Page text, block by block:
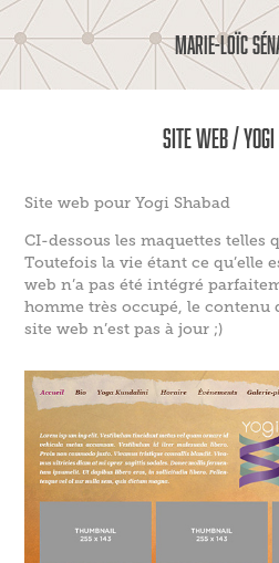
MARIE-LOÏC
Site web / Yogi
Site web pour Yogi Shabad
CI-dessous les maquettes telles
Toutefois la vie étant ce qu’elle
web n’a pas été intégré
homme très occupé, le contenu
site web n’est pas à jour ;)